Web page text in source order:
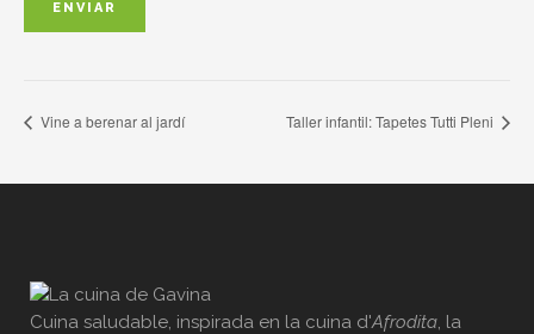
Vine a berenar al jardí Taller infantil: Tapetes Tutti Pleni
Cuina saludable, inspirada en la cuina d'Afrodita, la